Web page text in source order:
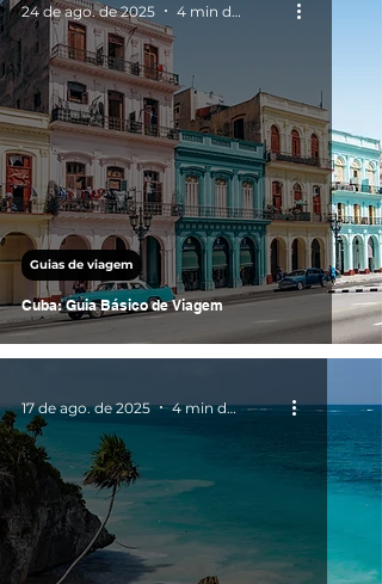
Cuba: Guia Básico de Viagem
Guias de viagem
24 de ago. de 2025 4 min de leitura
17 de ago. de 2025 4 min de leitura